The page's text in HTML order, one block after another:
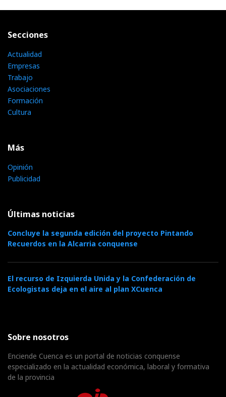
Secciones
Actualidad
Empresas
Trabajo
Asociaciones
Formación
Cultura
Más
Opinión
Publicidad
Últimas noticias
Concluye la segunda edición del proyecto Pintando
Recuerdos en la Alcarria conquense
El recurso de Izquierda Unida y la Confederación de
Ecologistas deja en el aire al plan XCuenca
Sobre nosotros
Enciende Cuenca es un portal de noticias conquense
especializado en la actualidad económica, laboral y formativa
de la provincia